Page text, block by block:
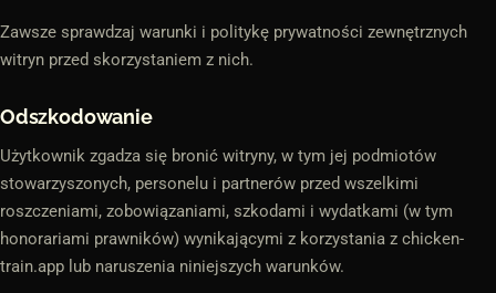
Zawsze sprawdzaj warunki i politykę prywatności zewnętrznych
witryn przed skorzystaniem z nich.
Odszkodowanie
Użytkownik zgadza się bronić witryny, w tym jej podmiotów
stowarzyszonych, personelu i partnerów przed wszelkimi
roszczeniami, zobowiązaniami, szkodami i wydatkami (w tym
honorariami prawników) wynikającymi z korzystania z chicken-
train.app lub naruszenia niniejszych warunków.